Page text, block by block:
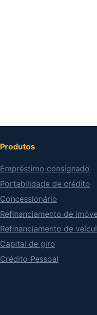
Produtos
Empréstimo consignado
Portabilidade de crédito
Concessionário
Refinanciamento de
Refinanciamento de
Capital de giro
Crédito Pessoal